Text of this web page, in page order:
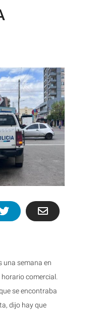
una semana en
comercial.
se encontraba
dijo hay que